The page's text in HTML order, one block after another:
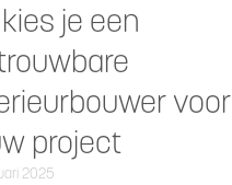
je een
voor
project
2025